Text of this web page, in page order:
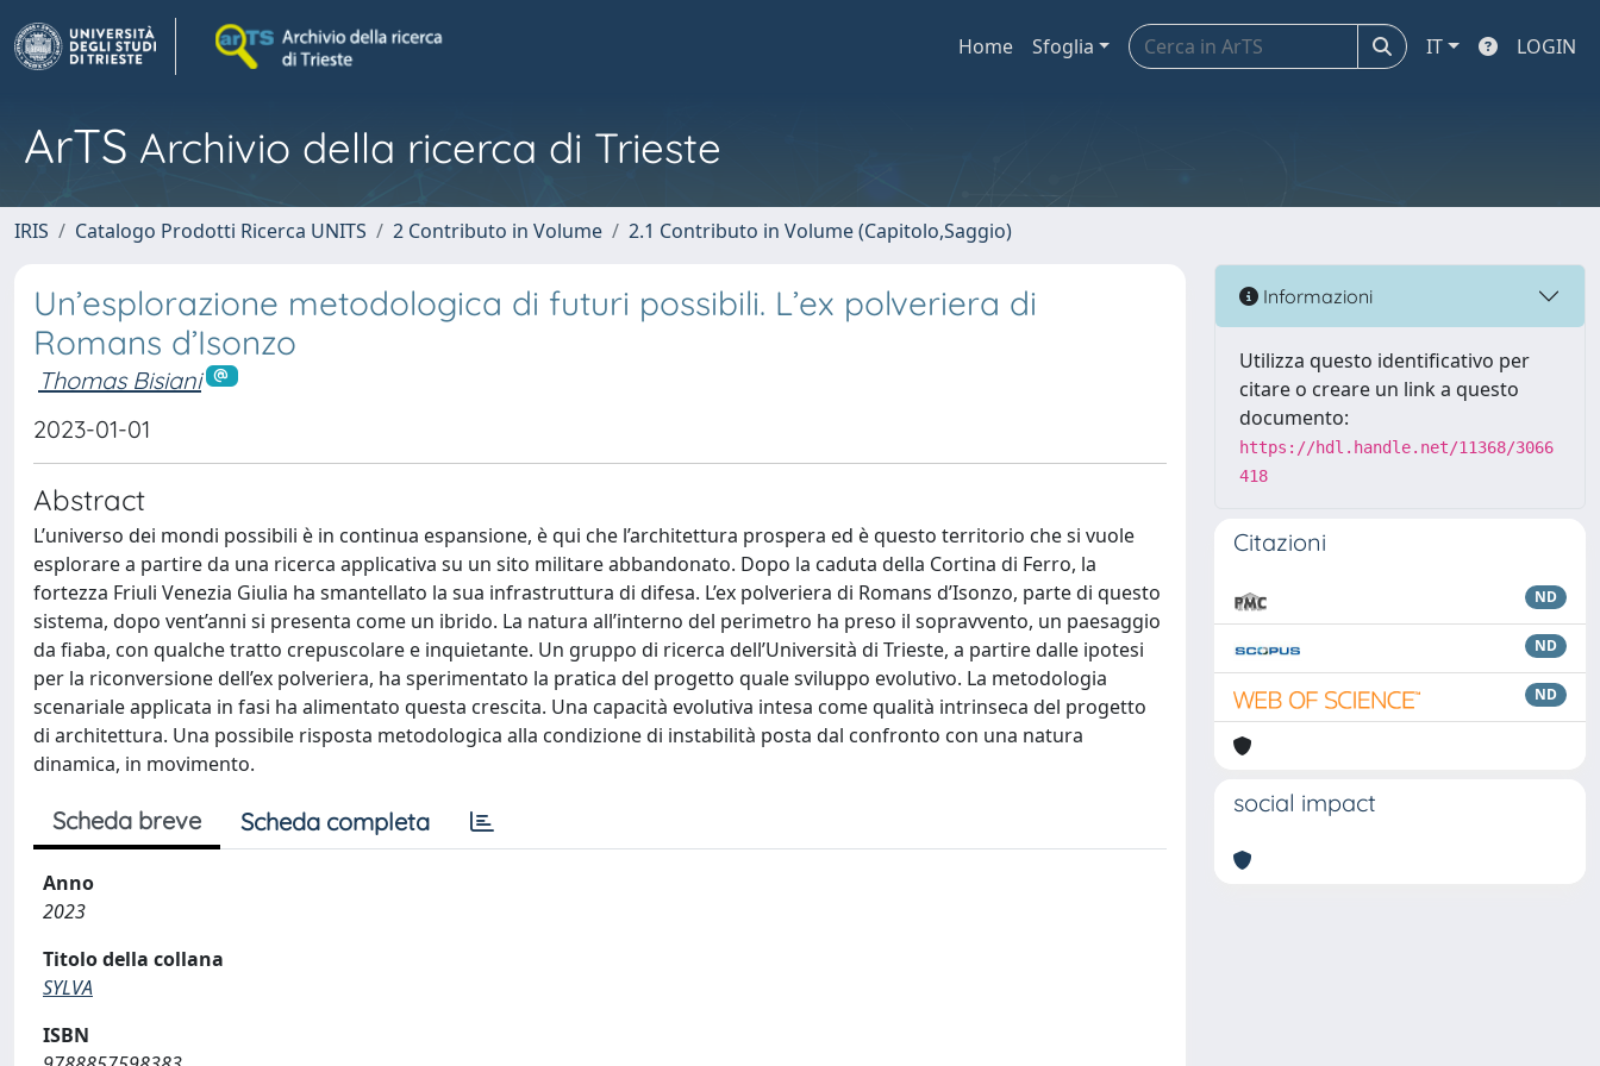
Home Sfoglia IT LOGIN
ArTS Archivio della ricerca di Trieste
IRIS Catalogo Prodotti Ricerca UNITS 2 Contributo in Volume 2.1 Contributo in Volume (Capitolo,Saggio)
Un’esplorazione metodologica di futuri possibili. L’ex polveriera di
Romans d’Isonzo
Thomas Bisiani
2023-01-01
Abstract
L’universo dei mondi possibili è in continua espansione, è qui che l’architettura prospera ed è questo territorio che si vuole
esplorare a partire da una ricerca applicativa su un sito militare abbandonato. Dopo la caduta della Cortina di Ferro, la
fortezza Friuli Venezia Giulia ha smantellato la sua infrastruttura di difesa. L’ex polveriera di Romans d’Isonzo, parte di questo
sistema, dopo vent’anni si presenta come un ibrido. La natura all’interno del perimetro ha preso il sopravvento, un paesaggio
da fiaba, con qualche tratto crepuscolare e inquietante. Un gruppo di ricerca dell’Università di Trieste, a partire dalle ipotesi
per la riconversione dell’ex polveriera, ha sperimentato la pratica del progetto quale sviluppo evolutivo. La metodologia
scenariale applicata in fasi ha alimentato questa crescita. Una capacità evolutiva intesa come qualità intrinseca del progetto
di architettura. Una possibile risposta metodologica alla condizione di instabilità posta dal confronto con una natura
dinamica, in movimento.
Scheda breve Scheda completa
Anno
2023
Titolo della collana
SYLVA
ISBN
Informazioni
Utilizza questo identificativo per
citare o creare un link a questo
documento:
https://hdl.handle.net/11368/3066
418
Citazioni
ND
ND
ND
social impact